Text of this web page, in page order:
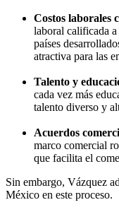
Costos laborales
laboral calificada
países
atractiva para las
Talento y
cada vez más
talento diverso y
Acuerdos
marco comercial
que facilita el
Sin embargo, Vázquez
México en este proceso.